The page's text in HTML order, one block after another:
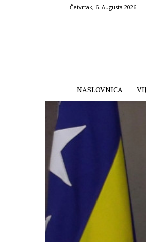
Četvrtak, 6. Augusta 2026.
NASLOVNICA